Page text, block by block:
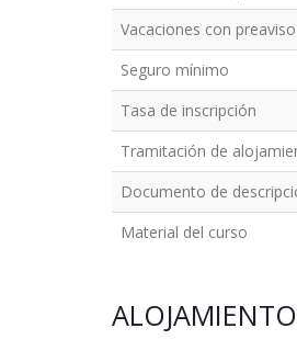
Vacaciones con
Seguro mínimo
Tasa de inscripción
Tramitación de
Documento de
Material del curso